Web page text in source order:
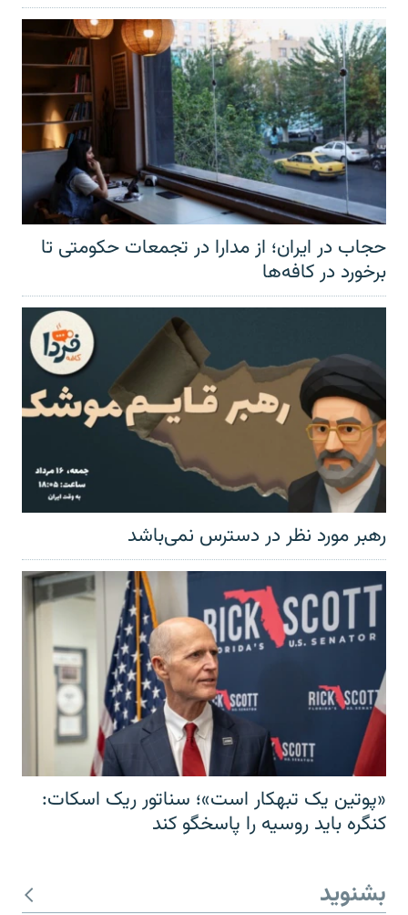
حجاب در ایران؛ از مدارا در تجمعات حکومتی تا
برخورد در کافه‌ها
رهبر مورد نظر در دسترس نمی‌باشد
«پوتین یک تبهکار است»؛ سناتور ریک اسکات:
کنگره باید روسیه را پاسخگو کند
بشنوید